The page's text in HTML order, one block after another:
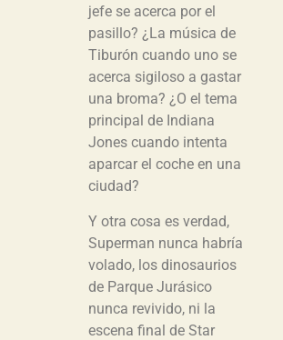
jefe se acerca por el
pasillo? ¿La música de
Tiburón cuando uno se
acerca sigiloso a gastar
una broma? ¿O el tema
principal de Indiana
Jones cuando intenta
aparcar el coche en una
ciudad?
Y otra cosa es verdad,
Superman nunca habría
volado, los dinosaurios
de Parque Jurásico
nunca revivido, ni la
escena final de Star